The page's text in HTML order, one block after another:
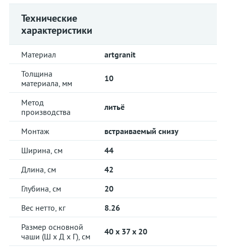
Технические
характеристики
Материал
artgranit
Толщина
материала, мм
10
Метод
производства
литьё
Монтаж
встраиваемый снизу
Ширина, см
44
Длина, см
42
Глубина, см
20
Вес нетто, кг
8.26
Размер основной
чаши (Ш х Д х Г), см
40 x 37 x 20